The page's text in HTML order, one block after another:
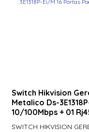
900Nnnnek2037P |
Se
900Nsnnek20000 |
Switch Hikvision
Metalico Ds-
10/100Mbps + 01
SWITCH HIKVISION